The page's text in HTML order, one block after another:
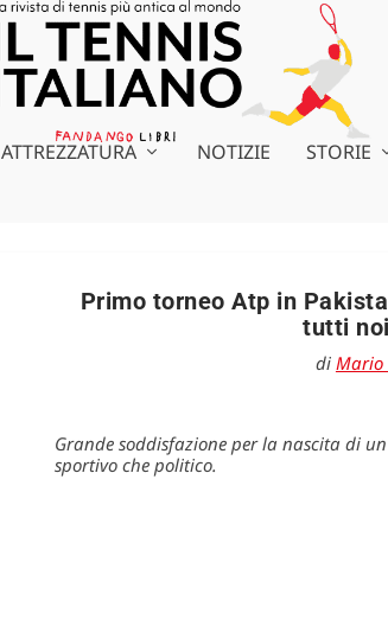
ATTREZZATURA NOTIZIE STORIE
Primo torneo Atp in
tutti
di Mario
Grande soddisfazione per la nascita di
sportivo che politico.